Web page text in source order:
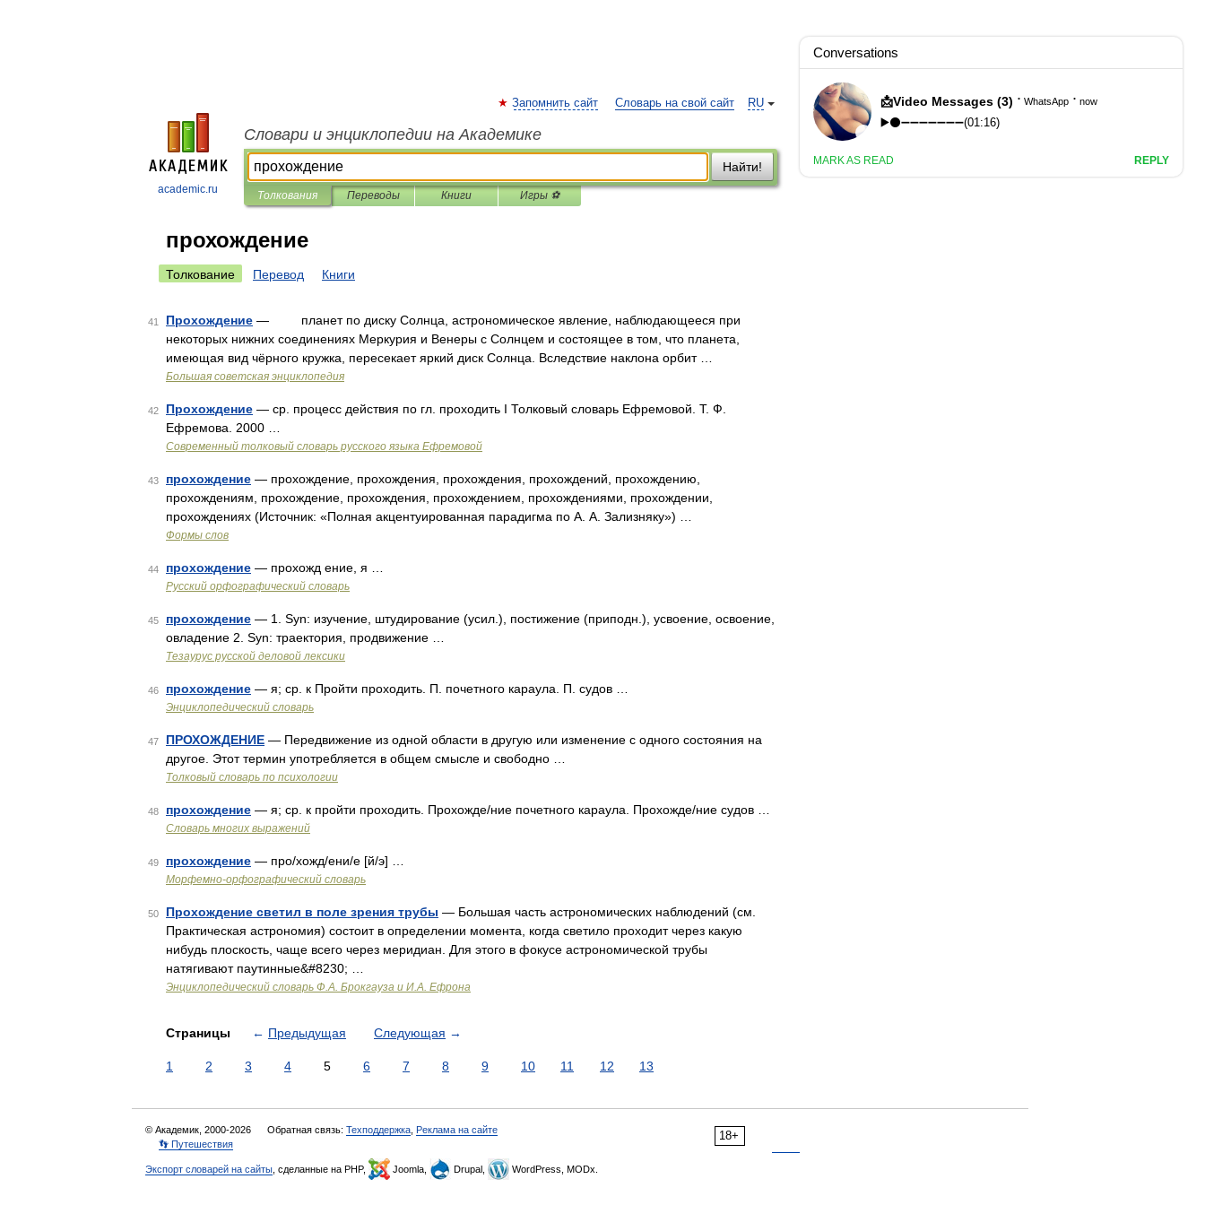
academic.ru
RU
Запомнить сайт Словарь на свой сайт
Словари и энциклопедии на Академике
Найти!
Толкования Переводы Книги Игры ⚽
прохождение
Толкование Перевод Книги
41 Прохождение — планет по диску Солнца, астрономическое явление, наблюдающееся при
некоторых нижних соединениях Меркурия и Венеры с Солнцем и состоящее в том, что планета,
имеющая вид чёрного кружка, пересекает яркий диск Солнца. Вследствие наклона орбит …
Большая советская энциклопедия
42 Прохождение — ср. процесс действия по гл. проходить I Толковый словарь Ефремовой. Т. Ф.
Ефремова. 2000 …
Современный толковый словарь русского языка Ефремовой
43 прохождение — прохождение, прохождения, прохождения, прохождений, прохождению,
прохождениям, прохождение, прохождения, прохождением, прохождениями, прохождении,
прохождениях (Источник: «Полная акцентуированная парадигма по А. А. Зализняку») …
Формы слов
44 прохождение — прохожд ение, я …
Русский орфографический словарь
45 прохождение — 1. Syn: изучение, штудирование (усил.), постижение (приподн.), усвоение, освоение,
овладение 2. Syn: траектория, продвижение …
Тезаурус русской деловой лексики
46 прохождение — я; ср. к Пройти проходить. П. почетного караула. П. судов …
Энциклопедический словарь
47 ПРОХОЖДЕНИЕ — Передвижение из одной области в другую или изменение с одного состояния на
другое. Этот термин употребляется в общем смысле и свободно …
Толковый словарь по психологии
48 прохождение — я; ср. к пройти проходить. Прохожде/ние почетного караула. Прохожде/ние судов …
Словарь многих выражений
49 прохождение — про/хожд/ени/е [й/э] …
Морфемно-орфографический словарь
50 Прохождение светил в поле зрения трубы — Большая часть астрономических наблюдений (см.
Практическая астрономия) состоит в определении момента, когда светило проходит через какую
нибудь плоскость, чаще всего через меридиан. Для этого в фокусе астрономической трубы
натягивают паутинные&#8230; …
Энциклопедический словарь Ф.А. Брокгауза и И.А. Ефрона
Страницы ← Предыдущая Следующая →
1 2 3 4 5 6 7 8 9 10 11 12 13
18+
© Академик, 2000-2026 Обратная связь: Техподдержка Реклама на сайте
👣 Путешествия
Экспорт словарей на сайты , сделанные на PHP, Joomla, Drupal, WordPress, MODx.